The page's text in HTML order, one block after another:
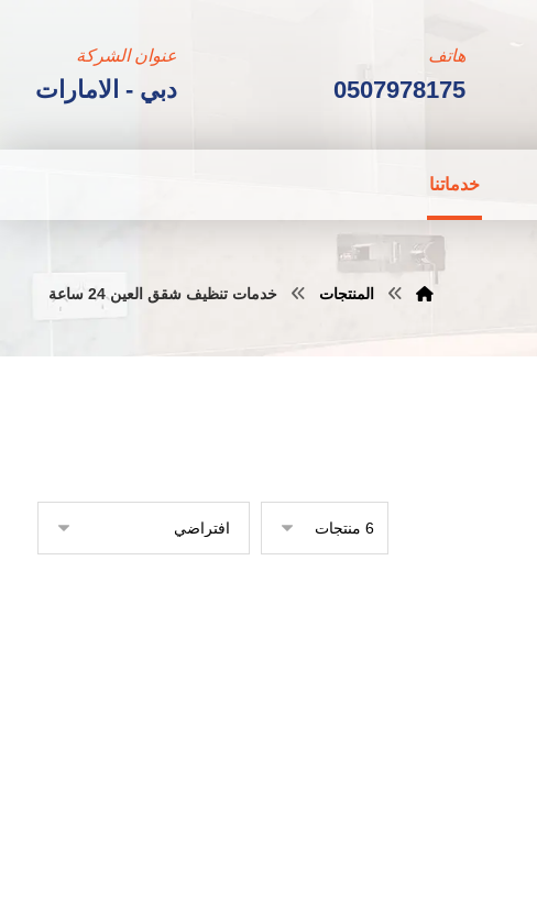
عنوان الشركة
دبي - الامارات
هاتف
0507978175
خدماتنا
المنتجات خدمات تنظيف شقق العين 24 ساعة